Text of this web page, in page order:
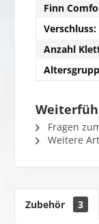
Finn
Verschluss:
Anzahl
Fragen
Weitere
Zubehör 3